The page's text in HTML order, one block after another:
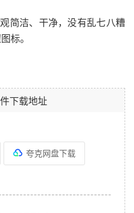
简洁、干净，没有乱七八糟
标。
下载地址
夸克网盘下载